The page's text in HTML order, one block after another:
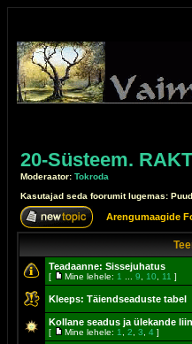
20-Süsteem.
Moderaator: Tokroda
Kasutajad seda foorumit lugemas:
Arengumaagide
Teadaanne: Sissejuhatus
[ Mine lehele: 1 9 10 11 ]
Kleeps: Täiendseaduste tabel
Kollane seadus ja ülekande liin
[ Mine lehele: 1 2 3 4 ]